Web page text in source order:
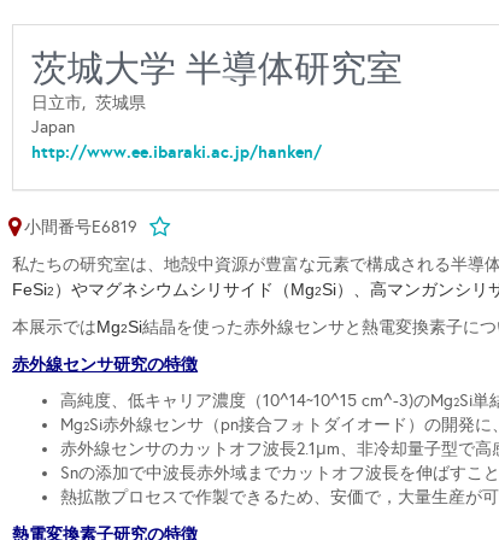
茨城大学 半導体研究室
日立市, 茨城県
Japan
http://www.ee.ibaraki.ac.jp/hanken/
小間番号E6819
私たちの研究室は、地殻中資源が豊富な元素で構成される半導
FeSi2 ）やマグネシウムシリサイド（Mg2Si）、高マンガンシリ
本展示ではMg2Si結晶を使った赤外線センサと熱電変換素子につ
赤外線センサ研究の特徴
高純度、低キャリア濃度（10^14~10^15 cm^-3)のMg2Si単
Mg2Si赤外線センサ（pn接合フォトダイオード）の開発に
赤外線センサのカットオフ波長2.1μm、非冷却量子型で高
Snの添加で中波長赤外域までカットオフ波長を伸ばすこと
熱拡散プロセスで作製できるため、安価で，大量生産が可
熱電変換素子研究の特徴